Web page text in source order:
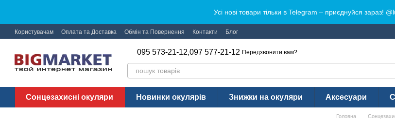
Усі нові товари тільки в Telegram – приєднуйся зараз!
Користувачам Оплата та Доставка Обмін та Повернення Контакти Блог
095 573-21-12,097 577-21-12 Передзвонити вам?
Сонцезахисні окуляри Новинки окулярів Знижки на окуляри Аксесуари
Головна